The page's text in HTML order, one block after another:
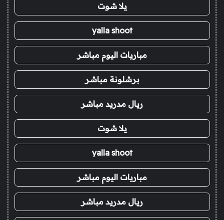
يلا شوت
yalla shoot
مباريات اليوم مباشر
برشلونة مباشر
ريال مدريد مباشر
يلا شوت
yalla shoot
مباريات اليوم مباشر
ريال مدريد مباشر